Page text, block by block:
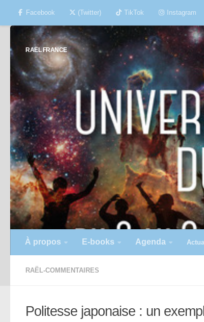
Skip to content
Facebook (Twitter) TikTok Instagram
RAËL FRANCE
À propos E-books Agenda
RAËL-COMMENTAIRES
Politesse japonaise : un